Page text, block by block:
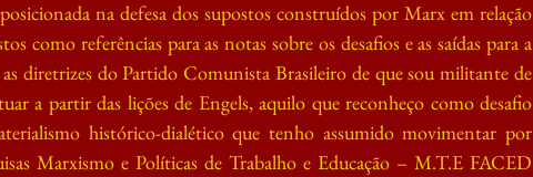
na defesa dos supostos construídos por Marx em relação
como referências para as notas sobre os desafios e as saídas para a
diretrizes do Partido Comunista Brasileiro de que sou militante de
a partir das lições de Engels, aquilo que reconheço como desafio
histórico-dialético que tenho assumido movimentar por
Marxismo e Políticas de Trabalho e Educação – M.T.E FACED